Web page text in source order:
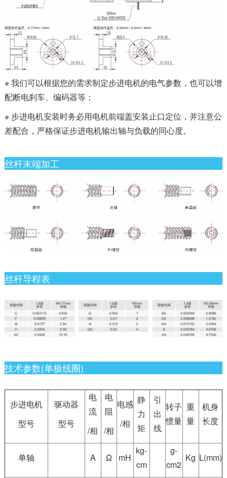
※ 我们可以根据您的需求制定步进电机的电气参数，也可以增
配断电刹车、编码器等；
※ 步进电机安装时务必用电机前端盖安装止口定位，并注意公
差配合，严格保证步进电机输出轴与负载的同心度。
丝杆末端加工
丝杆导程表
技术参数(单极线圈)
步进电机
型号
驱动器
型号
电
流
/相
电
阻
/相
电感
/相
静
力
矩
引
出
线
转子
惯量
重
量
机身
长度
单轴 A Ω mH
kg-
cm
g-
cm2
Kg L(mm)